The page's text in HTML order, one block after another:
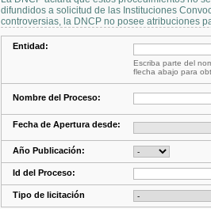
difundidos a solicitud de las Instituciones
controversias, la DNCP no posee atribuciones
Entidad:
Escriba parte del
flecha abajo para
Nombre del Proceso:
Fecha de Apertura desde:
Año Publicación:
Id del Proceso:
Tipo de licitación